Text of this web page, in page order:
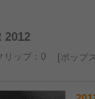
2012
リップ：0 ポップ